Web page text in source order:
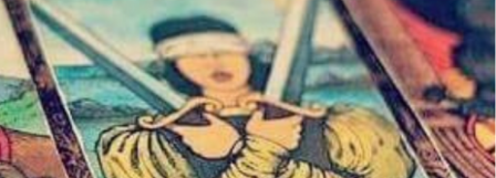
nell'area riservata sul nostro sito) "Una volta fatto,
formula le tue domande" " Cartomante su whatsapp " "
ANONIMO DISCRETO ...